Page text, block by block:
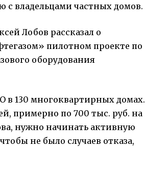
владельцами частных домов.
Лобов рассказал о
пилотном проекте по
оборудования
130 многоквартирных домах.
примерно по 700 тыс. руб. на
нужно начинать активную
не было случаев отказа,